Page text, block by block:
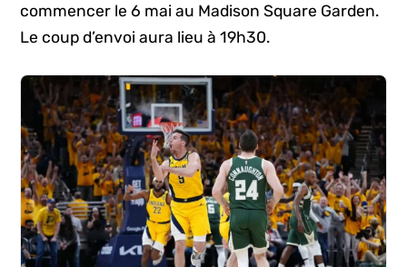
commencer le 6 mai au Madison Square Garden.
Le coup d’envoi aura lieu à 19h30.